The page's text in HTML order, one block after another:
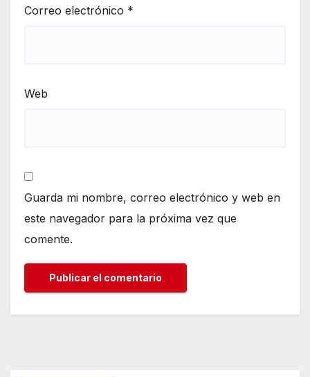
Correo electrónico *
Web
Guarda mi nombre, correo electrónico y web en
este navegador para la próxima vez que
comente.